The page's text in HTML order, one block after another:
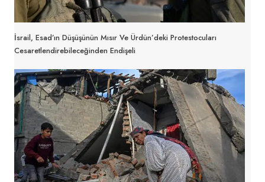
İsrail, Esad’ın Düşüşünün Mısır Ve Ürdün’deki Protestocuları
Cesaretlendirebileceğinden Endişeli